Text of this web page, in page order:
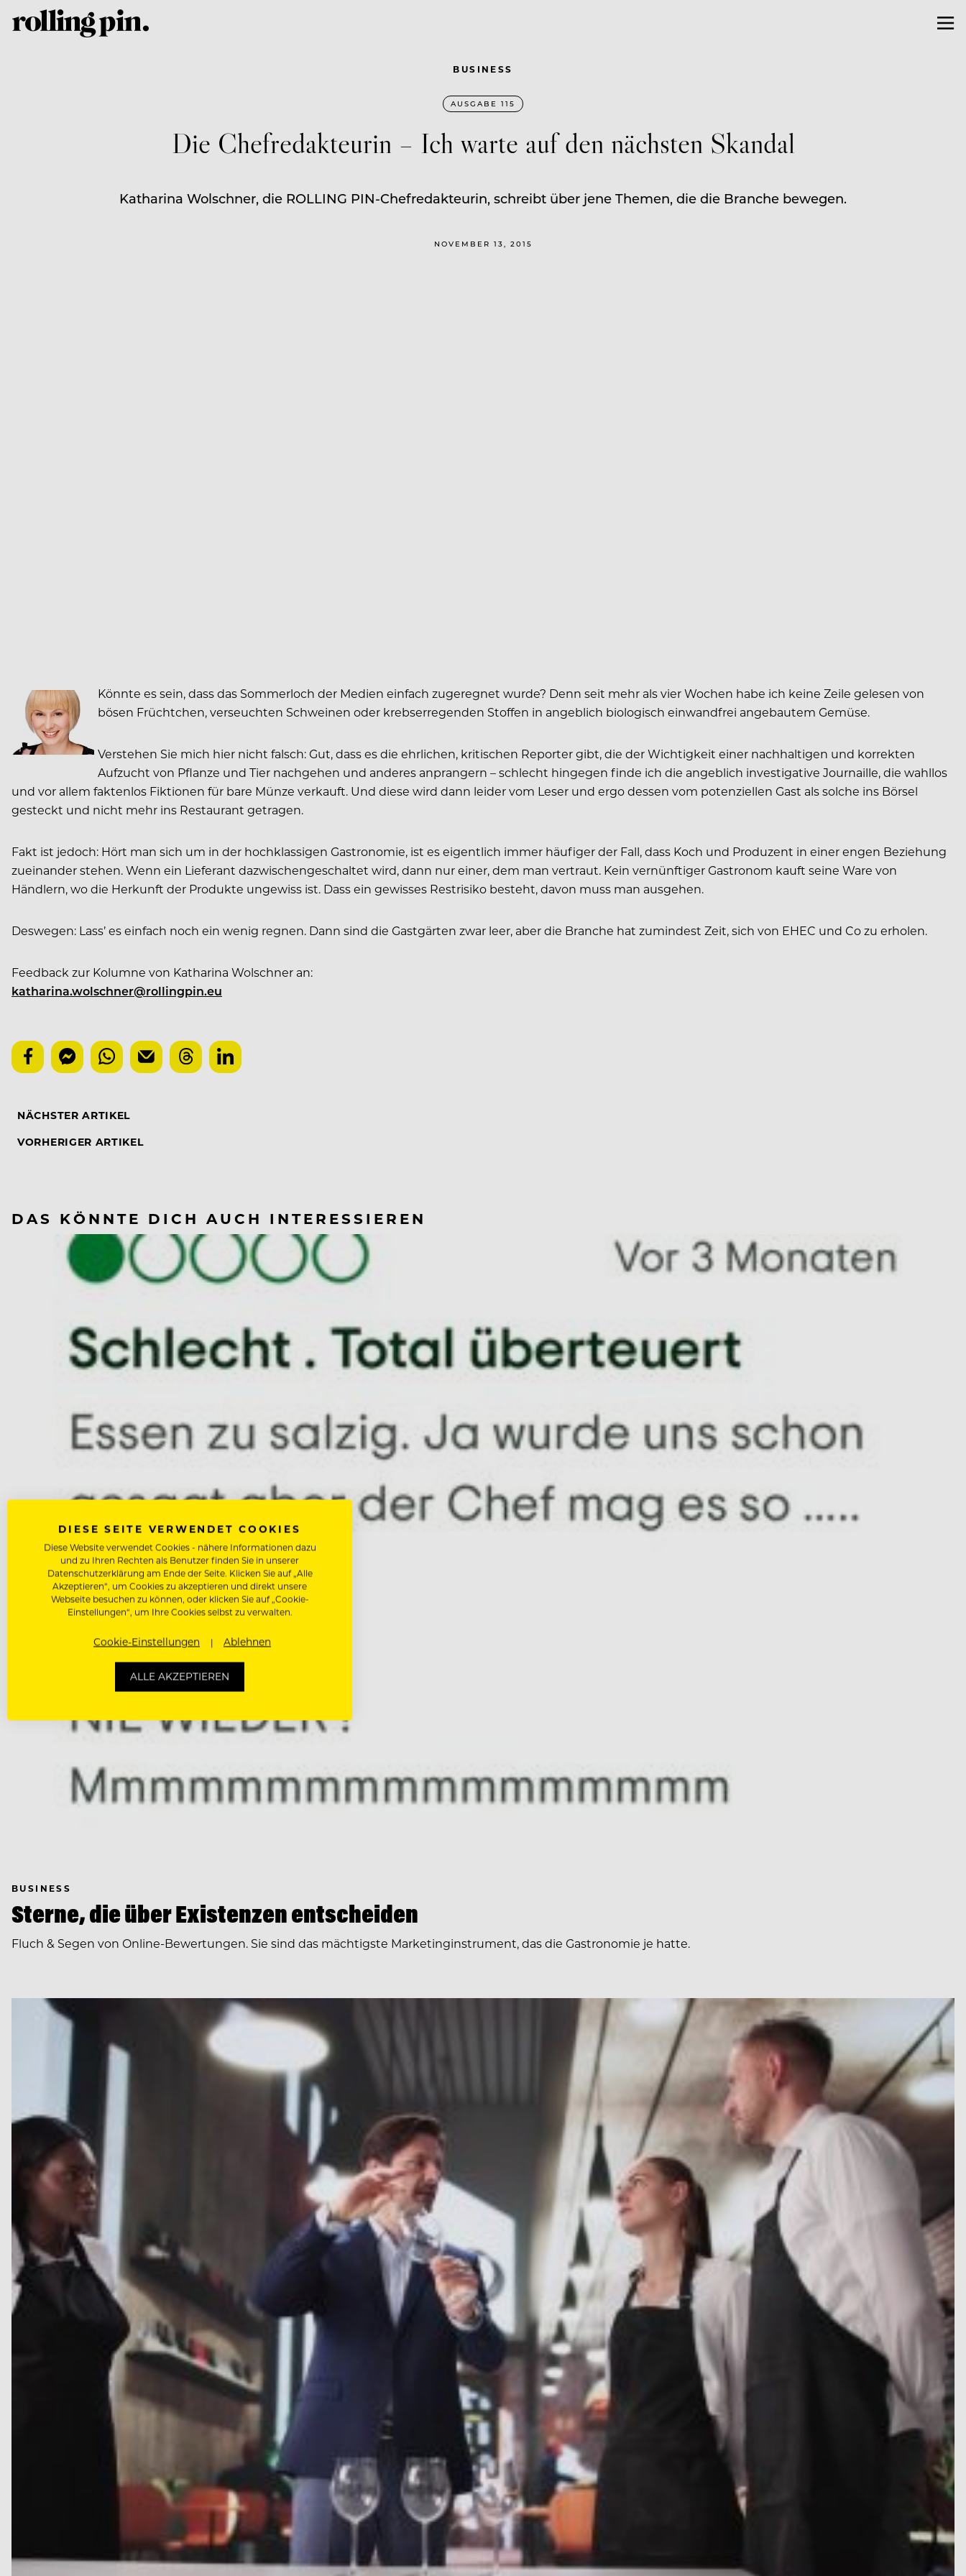
BUSINESS
AUSGABE 115
Die Chefredakteurin – Ich warte auf den nächsten Skandal
Katharina Wolschner, die ROLLING PIN-Chefredakteurin, schreibt über jene Themen, die die Branche bewegen.
NOVEMBER 13, 2015
Könnte es sein, dass das Sommerloch der Medien einfach zugeregnet wurde? Denn seit mehr als vier Wochen habe ich keine Zeile gelesen von
bösen Früchtchen, verseuchten Schweinen oder krebserregenden Stoffen in angeblich biologisch einwandfrei angebautem Gemüse.
Verstehen Sie mich hier nicht falsch: Gut, dass es die ehrlichen, kritischen Reporter gibt, die der Wichtigkeit einer nachhaltigen und korrekten
Aufzucht von Pflanze und Tier nachgehen und anderes anprangern – schlecht hingegen finde ich die angeblich investigative Journaille, die wahllos
und vor allem faktenlos Fiktionen für bare Münze verkauft. Und diese wird dann leider vom Leser und ergo dessen vom potenziellen Gast als solche ins Börsel
gesteckt und nicht mehr ins Restaurant getragen.
Fakt ist jedoch: Hört man sich um in der hochklassigen Gastronomie, ist es eigentlich immer häufiger der Fall, dass Koch und Produzent in einer engen Beziehung
zueinander stehen. Wenn ein Lieferant dazwischengeschaltet wird, dann nur einer, dem man vertraut. Kein vernünftiger Gastronom kauft seine Ware von
Händlern, wo die Herkunft der Produkte ungewiss ist. Dass ein gewisses Restrisiko besteht, davon muss man ausgehen.
Deswegen: Lass’ es einfach noch ein wenig regnen. Dann sind die Gastgärten zwar leer, aber die Branche hat zumindest Zeit, sich von EHEC und Co zu erholen.
Feedback zur Kolumne von Katharina Wolschner an:
katharina.wolschner@rollingpin.eu
NÄCHSTER ARTIKEL
VORHERIGER ARTIKEL
DAS KÖNNTE DICH AUCH INTERESSIEREN
BUSINESS
Sterne, die über Existenzen entscheiden
Fluch & Segen von Online-Bewertungen. Sie sind das mächtigste Marketinginstrument, das die Gastronomie je hatte.
DIESE SEITE VERWENDET COOKIES
Diese Website verwendet Cookies - nähere Informationen dazu
und zu Ihren Rechten als Benutzer finden Sie in unserer
Datenschutzerklärung am Ende der Seite. Klicken Sie auf „Alle
Akzeptieren“, um Cookies zu akzeptieren und direkt unsere
Webseite besuchen zu können, oder klicken Sie auf „Cookie-
Einstellungen“, um Ihre Cookies selbst zu verwalten.
Cookie-Einstellungen Ablehnen
ALLE AKZEPTIEREN